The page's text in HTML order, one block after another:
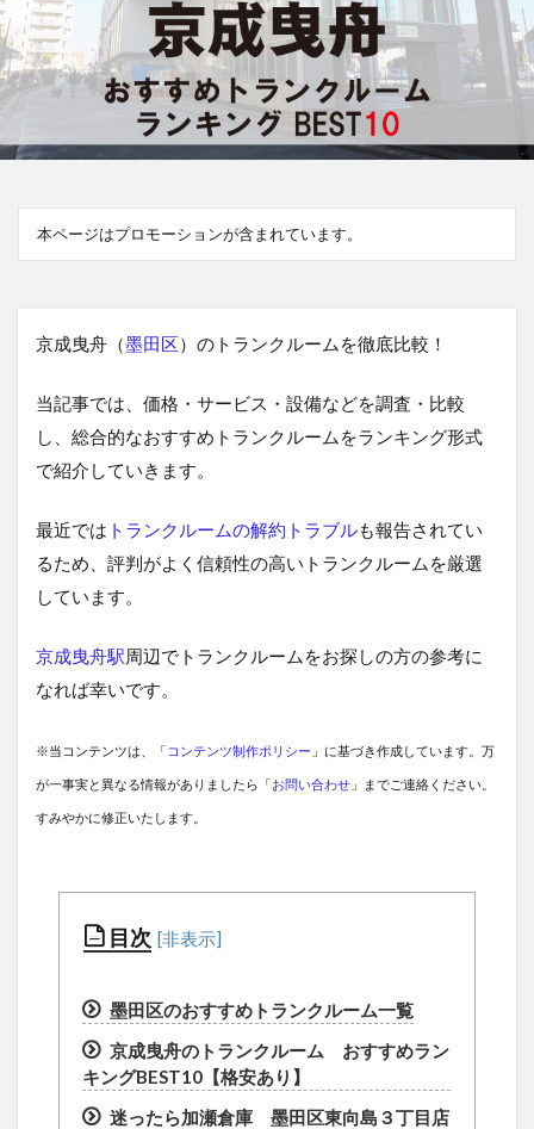
本ページはプロモーションが含まれています。
京成曳舟（墨田区）のトランクルームを徹底比較！
当記事では、価格・サービス・設備などを調査・比較
し、総合的なおすすめトランクルームをランキング形式
で紹介していきます。
最近では トランクルームの解約トラブルも報告されてい
るため、評判がよく信頼性の高いトランクルームを厳選
しています。
京成曳舟駅周辺でトランクルームをお探しの方の参考に
なれば幸いです。
※当コンテンツは、「 コンテンツ制作ポリシー 」に基づき作成しています。万
が一事実と異なる情報がありましたら「お問い合わせ 」までご連絡ください。
すみやかに修正いたします。
目次
墨田区のおすすめトランクルーム一覧
京成曳舟のトランクルーム おすすめラン
キングBEST10【格安あり】
迷ったら加瀬倉庫 墨田区東向島３丁目店